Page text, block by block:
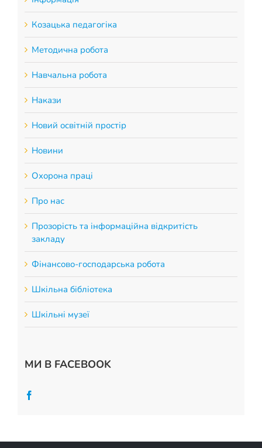
Козацька педагогіка
Методична робота
Навчальна робота
Накази
Новий освітній простір
Новини
Охорона праці
Про нас
Прозорість та інформаційна відкритість
закладу
Фінансово-господарська робота
Шкільна бібліотека
Шкільні музеї
МИ В FACEBOOK